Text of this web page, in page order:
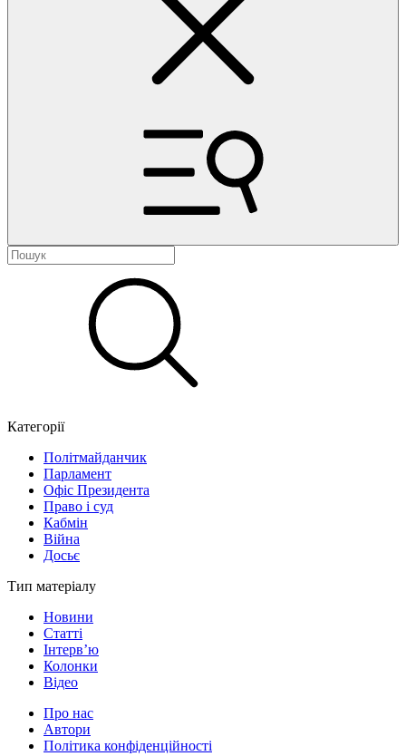
Категорії
Політмайданчик
Парламент
Офіс Президента
Право і суд
Кабмін
Війна
Досьє
Тип матеріалу
Новини
Статті
Інтерв’ю
Колонки
Відео
Про нас
Автори
Політика конфіденційності